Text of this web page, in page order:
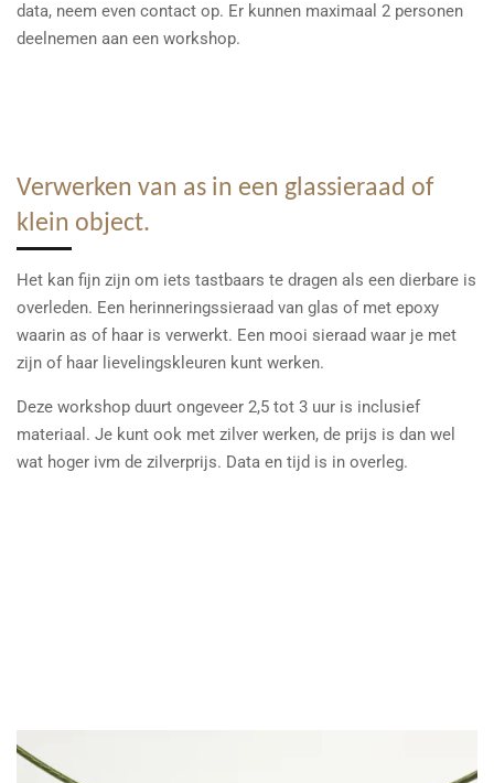
data, neem even contact op. Er kunnen maximaal 2 personen
deelnemen aan een workshop.
Verwerken van as in een glassieraad of
klein object.
Het kan fijn zijn om iets tastbaars te dragen als een dierbare is
overleden. Een herinneringssieraad van glas of met epoxy
waarin as of haar is verwerkt. Een mooi sieraad waar je met
zijn of haar lievelingskleuren kunt werken.
Deze workshop duurt ongeveer 2,5 tot 3 uur is inclusief
materiaal. Je kunt ook met zilver werken, de prijs is dan wel
wat hoger ivm de zilverprijs. Data en tijd is in overleg.